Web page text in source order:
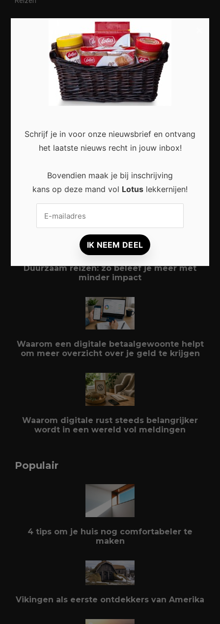
Meest recent
Slimme Digitalisering voor Kleine Bedrijven:
Duurzaam wonen zonder grote verbouwing:
Kleine stappen met een groot effect
Duurzaam reizen: zo beleef je meer met
minder impact
Waarom een digitale betaalgewoonte helpt
om meer overzicht over je geld te krijgen
Waarom digitale rust steeds belangrijker
wordt in een wereld vol meldingen
Populair
4 tips om je huis nog comfortabeler te
maken
Vikingen als eerste ontdekkers van Amerika
Schrijf je in voor onze nieuwsbrief en ontvang
het laatste nieuws recht in jouw inbox!
Bovendien maak je bij inschrijving
kans op deze mand vol Lotus lekkernijen!